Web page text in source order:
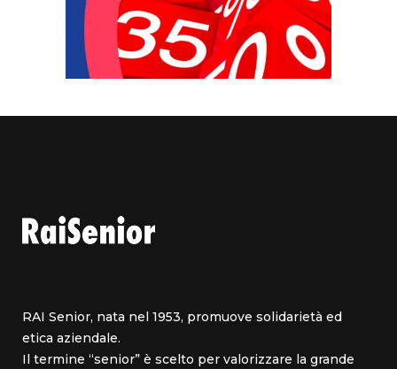
RAI Senior, nata nel 1953, promuove solidarietà ed
etica aziendale.
Il termine “senior” è scelto per valorizzare la grande